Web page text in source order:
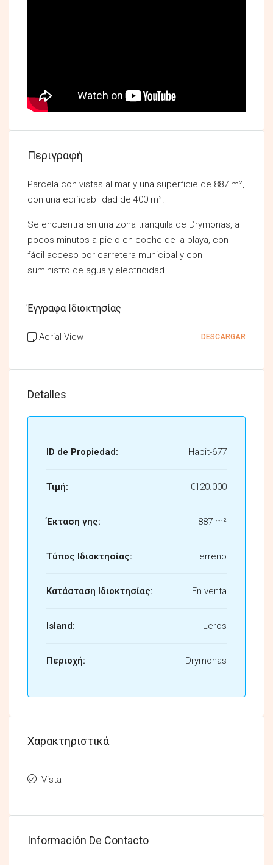
Περιγραφή
Parcela con vistas al mar y una superficie de 887 m²,
con una edificabilidad de 400 m².
Se encuentra en una zona tranquila de Drymonas, a
pocos minutos a pie o en coche de la playa, con
fácil acceso por carretera municipal y con
suministro de agua y electricidad.
Έγγραφα Ιδιοκτησίας
Aerial View DESCARGAR
Detalles
ID de Propiedad: Habit-677
Τιμή: €120.000
Έκταση γης: 887 m²
Τύπος Ιδιοκτησίας: Terreno
Κατάσταση Ιδιοκτησίας: En venta
Island: Leros
Περιοχή: Drymonas
Χαρακτηριστικά
Vista
Información De Contacto